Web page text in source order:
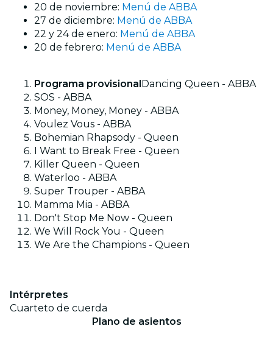
20 de noviembre: Menú de ABBA
27 de diciembre: Menú de ABBA
22 y 24 de enero: Menú de ABBA
20 de febrero: Menú de ABBA
Programa provisionalDancing Queen - ABBA
SOS - ABBA
Money, Money, Money - ABBA
Voulez Vous - ABBA
Bohemian Rhapsody - Queen
I Want to Break Free - Queen
Killer Queen - Queen
Waterloo - ABBA
Super Trouper - ABBA
Mamma Mia - ABBA
Don't Stop Me Now - Queen
We Will Rock You - Queen
We Are the Champions - Queen
Intérpretes
Cuarteto de cuerda
Plano de asientos